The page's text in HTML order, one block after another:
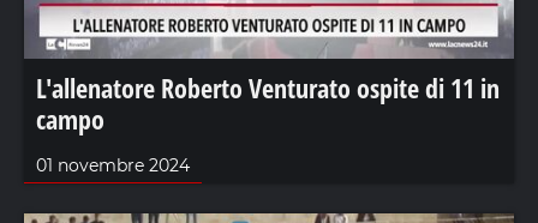
L'allenatore Roberto Venturato ospite di 11 in
campo
01 novembre 2024